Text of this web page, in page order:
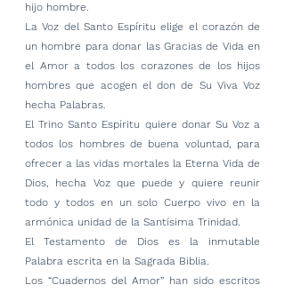
hijo hombre.
La Voz del Santo Espíritu elige el corazón de
un hombre para donar las Gracias de Vida en
el Amor a todos los corazones de los hijos
hombres que acogen el don de Su Viva Voz
hecha Palabras.
El Trino Santo Espíritu quiere donar Su Voz a
todos los hombres de buena voluntad, para
ofrecer a las vidas mortales la Eterna Vida de
Dios, hecha Voz que puede y quiere reunir
todo y todos en un solo Cuerpo vivo en la
armónica unidad de la Santísima Trinidad.
El Testamento de Dios es la inmutable
Palabra escrita en la Sagrada Biblia.
Los “Cuadernos del Amor” han sido escritos